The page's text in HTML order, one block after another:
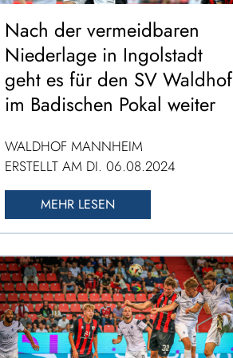
Nach der vermeidbaren
Niederlage in Ingolstadt
geht es für den SV Waldhof
im Badischen Pokal weiter
WALDHOF MANNHEIM
ERSTELLT AM DI. 06.08.2024
MEHR LESEN